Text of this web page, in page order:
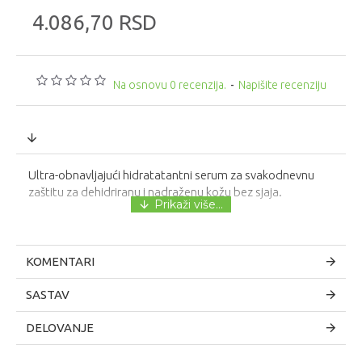
Na osnovu 0 recenzija. - Napišite recenziju
4.086,70 RSD
Ultra-obnavljajući hidratatantni serum za svakodnevnu
zaštitu za dehidriranu i nadraženu kožu bez sjaja.
KOMENTARI
SASTAV
DELOVANJE